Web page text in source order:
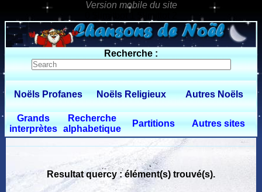
0 $limitbot 1 $limittot 2
Recherche :
Noëls Profanes Noëls Religieux Autres Noëls
Grands
interprètes
Recherche
alphabetique
Partitions Autres sites
Resultat quercy : élément(s) trouvé(s).